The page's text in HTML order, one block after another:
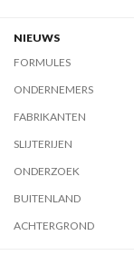
NIEUWS
FORMULES
ONDERNEMERS
FABRIKANTEN
SLIJTERIJEN
ONDERZOEK
BUITENLAND
ACHTERGROND